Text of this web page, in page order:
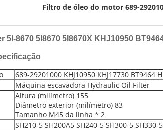
Filtro de óleo do motor 689-
5I-8670 5I8670 5I8670X KHJ10950
689-29201000 KHJ10950 KHJ17730 BT9464
Máquina escavadora Hydraulic Oil Filter
Altura (milímetro) 155
Diâmetro exterior (milímetro) 83
Tamanho M45 da linha * 2
SH210-5 SH200A5 SH240-5 SH300-5 SH330-